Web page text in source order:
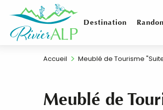
contenu
principal
Destination
Accueil Meublé de Tourisme
Meublé de